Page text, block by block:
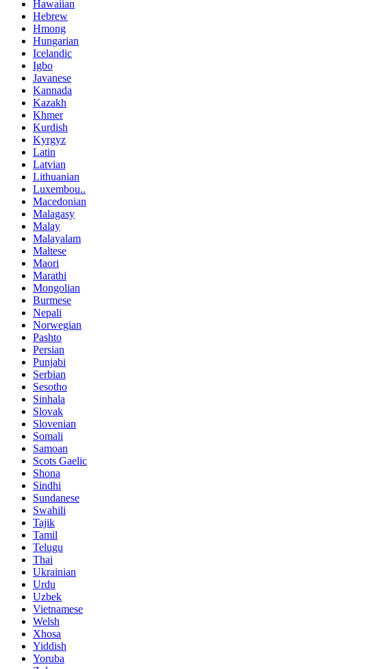
Hawaiian
Hebrew
Hmong
Hungarian
Icelandic
Igbo
Javanese
Kannada
Kazakh
Khmer
Kurdish
Kyrgyz
Latin
Latvian
Lithuanian
Luxembou..
Macedonian
Malagasy
Malay
Malayalam
Maltese
Maori
Marathi
Mongolian
Burmese
Nepali
Norwegian
Pashto
Persian
Punjabi
Serbian
Sesotho
Sinhala
Slovak
Slovenian
Somali
Samoan
Scots Gaelic
Shona
Sindhi
Sundanese
Swahili
Tajik
Tamil
Telugu
Thai
Ukrainian
Urdu
Uzbek
Vietnamese
Welsh
Xhosa
Yiddish
Yoruba